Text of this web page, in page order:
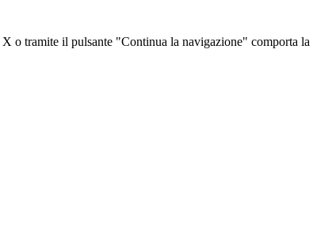
o tramite il pulsante "Continua la navigazione" comporta la